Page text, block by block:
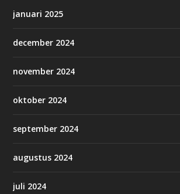
januari 2025
december 2024
november 2024
oktober 2024
september 2024
augustus 2024
juli 2024